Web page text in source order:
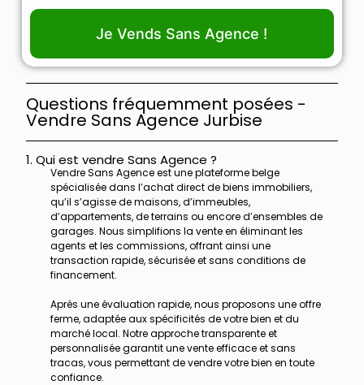
Je Vends Sans Agence !
Questions fréquemment posées -
Vendre Sans Agence Jurbise
1. Qui est vendre Sans Agence ?
Vendre Sans Agence est une plateforme belge
spécialisée dans l’achat direct de biens immobiliers,
qu’il s’agisse de maisons, d’immeubles,
d’appartements, de terrains ou encore d’ensembles de
garages. Nous simplifions la vente en éliminant les
agents et les commissions, offrant ainsi une
transaction rapide, sécurisée et sans conditions de
financement.
Après une évaluation rapide, nous proposons une offre
ferme, adaptée aux spécificités de votre bien et du
marché local. Notre approche transparente et
personnalisée garantit une vente efficace et sans
tracas, vous permettant de vendre votre bien en toute
confiance.